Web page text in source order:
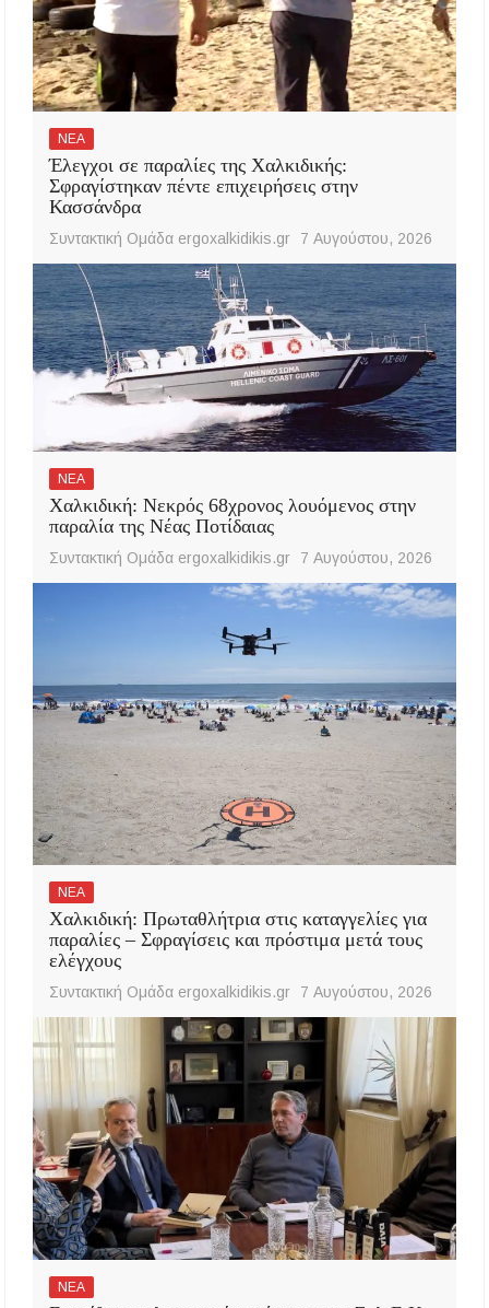
ΝΕΑ
Έλεγχοι σε παραλίες της Χαλκιδικής:
Σφραγίστηκαν πέντε επιχειρήσεις στην
Κασσάνδρα
Συντακτική Ομάδα ergoxalkidikis.gr 7 Αυγούστου, 2026
ΝΕΑ
Χαλκιδική: Νεκρός 68χρονος λουόμενος στην
παραλία της Νέας Ποτίδαιας
Συντακτική Ομάδα ergoxalkidikis.gr 7 Αυγούστου, 2026
ΝΕΑ
Χαλκιδική: Πρωταθλήτρια στις καταγγελίες για
παραλίες – Σφραγίσεις και πρόστιμα μετά τους
ελέγχους
Συντακτική Ομάδα ergoxalkidikis.gr 7 Αυγούστου, 2026
ΝΕΑ